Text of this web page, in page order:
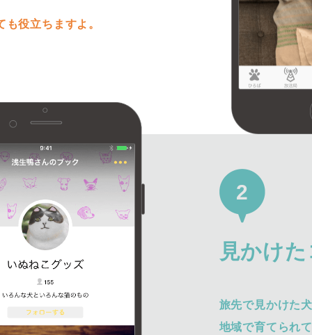
役立ちますよ。
2
見かけ
旅先で見かけた
地域で育てられ